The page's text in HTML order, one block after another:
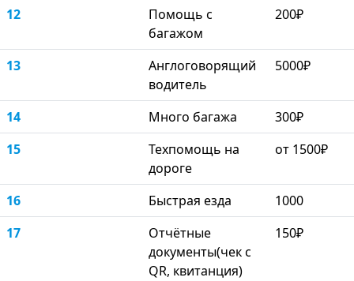
12
Помощь с
багажом
200₽
13
Англоговорящий
водитель
5000₽
14 Много багажа
300₽
15
Техпомощь на
дороге
от 1500₽
16 Быстрая езда
1000
17
Отчётные
документы(чек с
QR, квитанция)
150₽